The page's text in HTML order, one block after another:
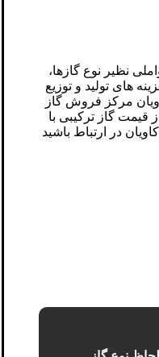
نظیر نوع گازها،
های تولید و توزیع
مرکز فروش گاز
گاز ترکیبی با
در ارتباط باشید